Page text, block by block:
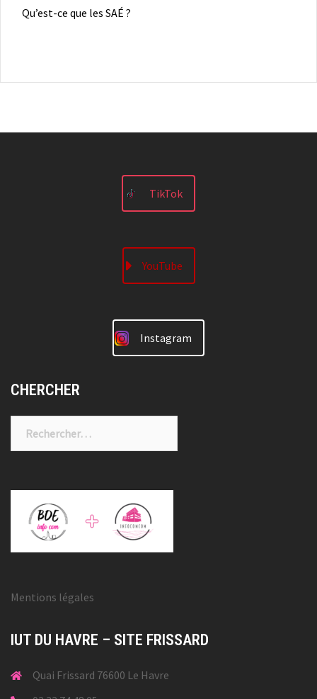
Qu’est-ce que les SAÉ ?
TikTok
YouTube
Instagram
CHERCHER
Mentions légales
IUT DU HAVRE – SITE FRISSARD
Quai Frissard 76600 Le Havre